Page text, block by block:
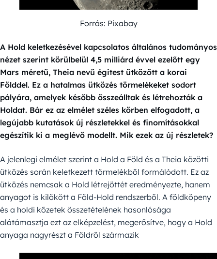
Forrás: Pixabay
A Hold keletkezésével kapcsolatos általános tudományos
nézet szerint körülbelül 4,5 milliárd évvel ezelőtt egy
Mars méretű, Theia nevű égitest ütközött a korai
Földdel. Ez a hatalmas ütközés törmelékeket sodort
pályára, amelyek később összeálltak és létrehozták a
Holdat. Bár ez az elmélet széles körben elfogadott, a
legújabb kutatások új részletekkel és finomításokkal
egészítik ki a meglévő modellt. Mik ezek az új részletek?
A jelenlegi elmélet szerint a Hold a Föld és a Theia közötti
ütközés során keletkezett törmelékből formálódott. Ez az
ütközés nemcsak a Hold létrejöttét eredményezte, hanem
anyagot is kilökött a Föld-Hold rendszerből. A földköpeny
és a holdi kőzetek összetételének hasonlósága
alátámasztja ezt az elképzelést, megerősítve, hogy a Hold
anyaga nagyrészt a Földről származik